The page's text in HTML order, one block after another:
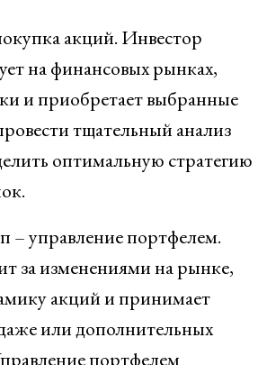
акций. Инвестор
на финансовых рынках,
и приобретает выбранные
тщательный анализ
оптимальную стратегию
– управление портфелем.
за изменениями на рынке,
акций и принимает
или дополнительных
портфелем